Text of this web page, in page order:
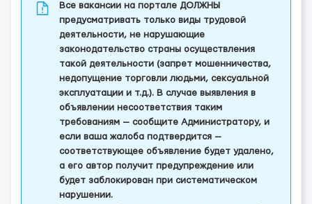
Все вакансии на портале ДОЛЖНЫ
предусматривать только виды трудовой
деятельности, не нарушающие
законодательство страны осуществления
такой деятельности (запрет мошенничества,
недопущение торговли людьми, сексуальной
эксплуатации и т.д.). В случае выявления в
объявлении несоответствия таким
требованиям — сообщите Администратору, и
если ваша жалоба подтвердится —
соответствующее объявление будет удалено,
а его автор получит предупреждение или
будет заблокирован при систематическом
нарушении.